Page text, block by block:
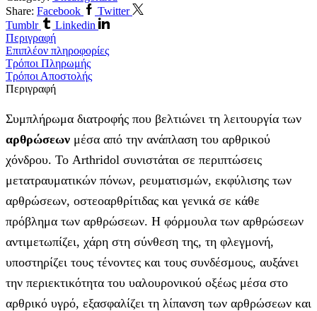
Share: Facebook
Twitter
Tumblr
Linkedin
Περιγραφή
Επιπλέον πληροφορίες
Τρόποι Πληρωμής
Τρόποι Αποστολής
Περιγραφή
Συμπλήρωμα διατροφής που βελτιώνει τη λειτουργία των
αρθρώσεων μέσα από την ανάπλαση του αρθρικού
χόνδρου. Το Arthridol συνιστάται σε περιπτώσεις
μετατραυματικών πόνων, ρευματισμών, εκφύλισης των
αρθρώσεων, οστεοαρθρίτιδας και γενικά σε κάθε
πρόβλημα των αρθρώσεων. Η φόρμουλα των αρθρώσεων
αντιμετωπίζει, χάρη στη σύνθεση της, τη φλεγμονή,
υποστηρίζει τους τένοντες και τους συνδέσμους, αυξάνει
την περιεκτικότητα του υαλουρονικού οξέως μέσα στο
αρθρικό υγρό, εξασφαλίζει τη λίπανση των αρθρώσεων και